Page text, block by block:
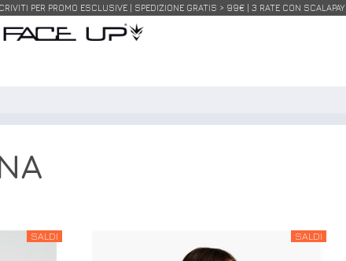
PER PROMO ESCLUSIVE | SPEDIZIONE GRATIS > 99€ | 3 RATE CON SCALAPAY
SALDI SALDI